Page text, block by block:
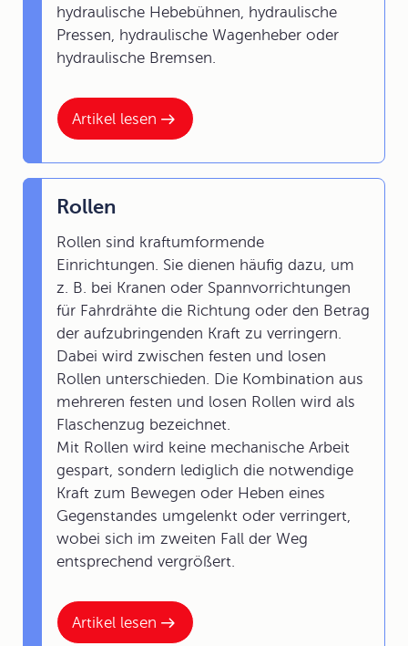
Artikel lesen
hydraulische Hebebühnen, hydraulische
Pressen, hydraulische Wagenheber oder
hydraulische Bremsen.
Artikel lesen
Rollen
Rollen sind kraftumformende
Einrichtungen. Sie dienen häufig dazu, um
z. B. bei Kranen oder Spannvorrichtungen
für Fahrdrähte die Richtung oder den Betrag
der aufzubringenden Kraft zu verringern.
Dabei wird zwischen festen und losen
Rollen unterschieden. Die Kombination aus
mehreren festen und losen Rollen wird als
Flaschenzug bezeichnet.
Mit Rollen wird keine mechanische Arbeit
gespart, sondern lediglich die notwendige
Kraft zum Bewegen oder Heben eines
Gegenstandes umgelenkt oder verringert,
wobei sich im zweiten Fall der Weg
entsprechend vergrößert.